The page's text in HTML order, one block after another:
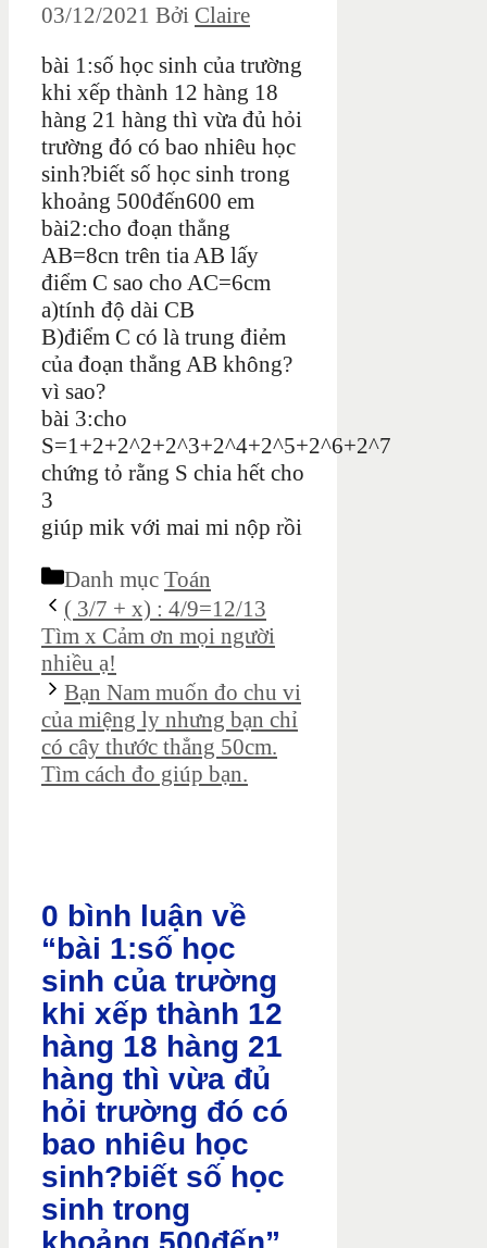
03/12/2021 Bởi Claire
bài 1:số học sinh của trường
khi xếp thành 12 hàng 18
hàng 21 hàng thì vừa đủ hỏi
trường đó có bao nhiêu học
sinh?biết số học sinh trong
khoảng 500đến600 em
bài2:cho đoạn thẳng
AB=8cn trên tia AB lấy
điểm C sao cho AC=6cm
a)tính độ dài CB
B)điểm C có là trung điẻm
của đoạn thẳng AB không?
vì sao?
bài 3:cho
S=1+2+2^2+2^3+2^4+2^5+2^6+2^7
chứng tỏ rằng S chia hết cho
3
giúp mik với mai mi nộp rồi
Danh mục Toán
( 3/7 + x) : 4/9=12/13
Tìm x Cảm ơn mọi người
nhiều ạ!
Bạn Nam muốn đo chu vi
của miệng ly nhưng bạn chỉ
có cây thước thẳng 50cm.
Tìm cách đo giúp bạn.
0 bình luận về
“bài 1:số học
sinh của trường
khi xếp thành 12
hàng 18 hàng 21
hàng thì vừa đủ
hỏi trường đó có
bao nhiêu học
sinh?biết số học
sinh trong